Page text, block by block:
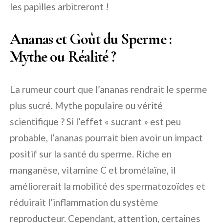
les papilles arbitreront !
Ananas et Goût du Sperme :
Mythe ou Réalité ?
La rumeur court que l’ananas rendrait le sperme
plus sucré. Mythe populaire ou vérité
scientifique ? Si l’effet « sucrant » est peu
probable, l’ananas pourrait bien avoir un impact
positif sur la santé du sperme. Riche en
manganèse, vitamine C et bromélaïne, il
améliorerait la mobilité des spermatozoïdes et
réduirait l’inflammation du système
reproducteur. Cependant, attention, certaines